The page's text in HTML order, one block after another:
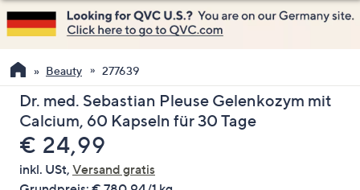
verfügbar
sind,
verwenden
Sie
die
Pfeiltasten
nach
oben
und
nach
Beauty 277639
Dr. med. Sebastian Pleuse Gelenkozym mit
Calcium, 60 Kapseln für 30 Tage
Gelöscht
€ 24,99
inkl. USt, Versand gratis